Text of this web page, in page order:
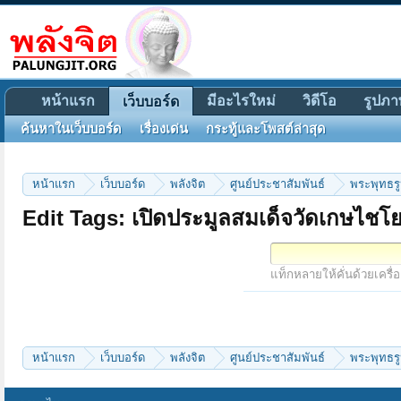
หน้าแรก เว็บบอร์ด พลังจิต ศูนย์ประชาสัมพันธ์ พระพุทธ
Edit Tags: เปิดประมูลสมเด็จวัดเกษไช
แท็กหลายให้คั่นด้วยเครื่
หน้าแรก เว็บบอร์ด พลังจิต ศูนย์ประชาสัมพันธ์ พระพุทธ
หน้าแรก เว็บบอร์ด
ค้นหาในเว็บบอร์ด เรื่องเด่น กระทู้และโพสต์ล่าสุด
มีอะไรใหม่ วิดีโอ รูปภ